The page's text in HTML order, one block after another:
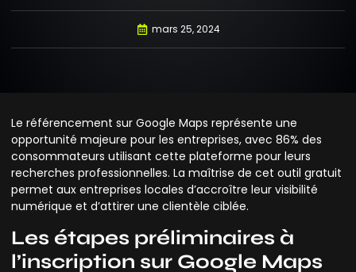
mars 25, 2024
Le référencement sur Google Maps représente une
opportunité majeure pour les entreprises, avec 86% des
consommateurs utilisant cette plateforme pour leurs
recherches professionnelles. La maîtrise de cet outil gratuit
permet aux entreprises locales d’accroître leur visibilité
numérique et d’attirer une clientèle ciblée.
Les étapes préliminaires à
l’inscription sur Google Maps